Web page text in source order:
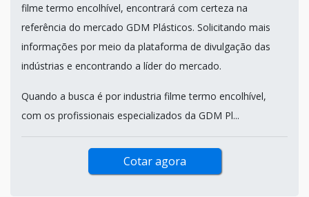
filme termo encolhível, encontrará com certeza na
referência do mercado GDM Plásticos. Solicitando mais
informações por meio da plataforma de divulgação das
indústrias e encontrando a líder do mercado.
Quando a busca é por industria filme termo encolhível,
com os profissionais especializados da GDM Pl...
Cotar agora